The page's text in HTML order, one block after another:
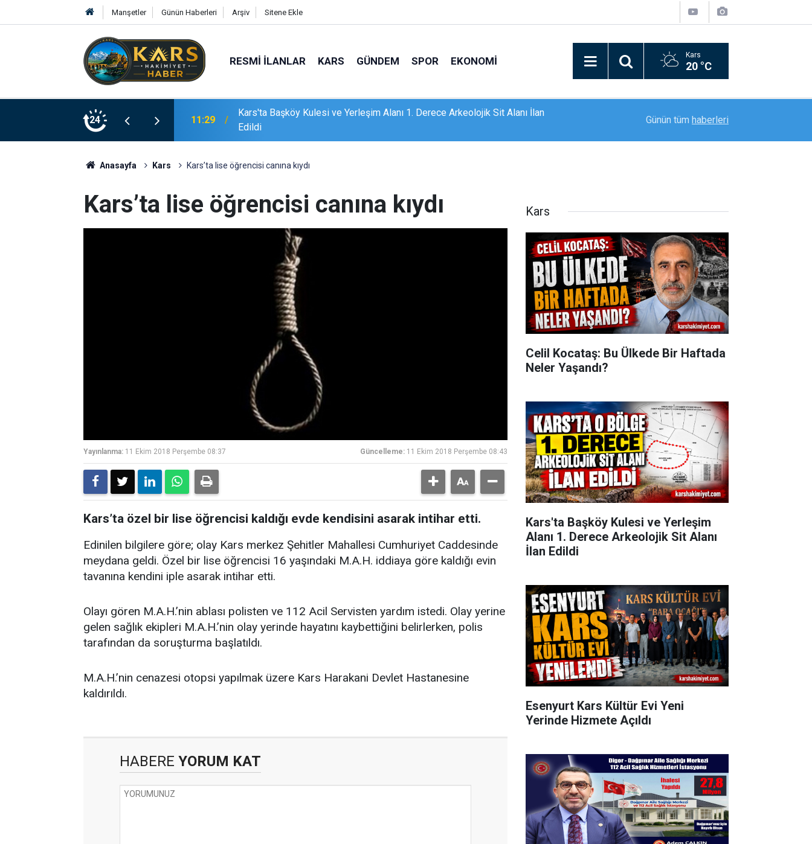
Manşetler Günün Haberleri Arşiv Sitene Ekle
RESMI İLANLAR KARS GÜNDEM SPOR EKONOMI Kars
20 °C
24
Edildi
11:27
Mercan’da patates üreticileriyle toplantı yapıldı Vali Aydoğdu başarılı karatecileri makamında
Günün tüm haberleri
Anasayfa Kars Kars’ta lise öğrencisi canına kıydı
Kars’ta lise öğrencisi canına kıydı
Yayınlanma: 11 Ekim 2018 Perşembe 08:37 Güncelleme: 11 Ekim 2018 Perşembe 08:43
Kars’ta özel bir lise öğrencisi kaldığı evde kendisini asarak intihar etti.
Edinilen bilgilere göre; olay Kars merkez Şehitler Mahallesi Cumhuriyet Caddesinde
meydana geldi. Özel bir lise öğrencisi 16 yaşındaki M.A.H. iddiaya göre kaldığı evin
tavanına kendini iple asarak intihar etti.
Olayı gören M.A.H.’nin ablası polisten ve 112 Acil Servisten yardım istedi. Olay yerine
gelen sağlık ekipleri M.A.H.’nin olay yerinde hayatını kaybettiğini belirlerken, polis
tarafından da soruşturma başlatıldı.
M.A.H.’nin cenazesi otopsi yapılmak üzere Kars Harakani Devlet Hastanesine
kaldırıldı.
HABERE YORUM KAT
Kars
Celil Kocataş: Bu Ülkede Bir Haftada
Neler Yaşandı?
Kars'ta Başköy Kulesi ve Yerleşim
Alanı 1. Derece Arkeolojik Sit Alanı
İlan Edildi
Esenyurt Kars Kültür Evi Yeni
Yerinde Hizmete Açıldı